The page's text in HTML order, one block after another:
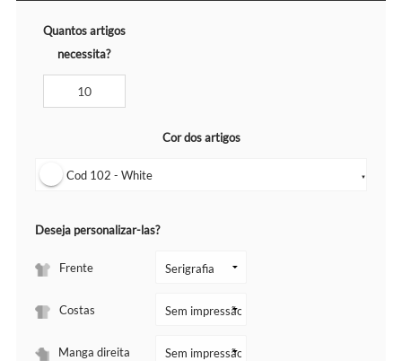
Quantos artigos
necessita?
Cor dos artigos
Cod 102 - White ▼
Deseja personalizar-las?
Frente
Costas
Manga direita